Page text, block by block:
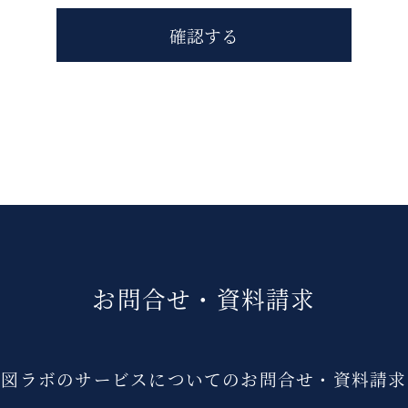
お問合せ・資料請求
ラボのサービスについてのお問合せ・資料請